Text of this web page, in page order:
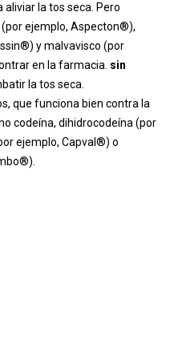
la tos seca. Pero
ejemplo, Aspecton®),
y malvavisco (por
en la farmacia. sin
la tos seca.
que funciona bien contra la
codeína, dihidrocodeína (por
ejemplo, Capval®) o